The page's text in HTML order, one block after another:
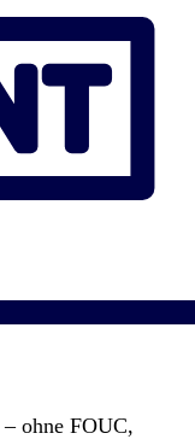
– ohne FOUC,